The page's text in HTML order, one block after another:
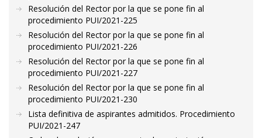
Resolución del Rector por la que se pone fin al
procedimiento PUI/2021-225
Resolución del Rector por la que se pone fin al
procedimiento PUI/2021-226
Resolución del Rector por la que se pone fin al
procedimiento PUI/2021-227
Resolución del Rector por la que se pone fin al
procedimiento PUI/2021-230
Lista definitiva de aspirantes admitidos. Procedimiento
PUI/2021-247